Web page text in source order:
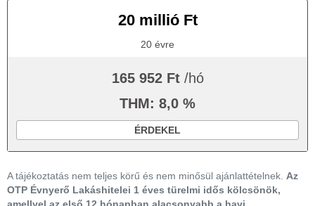
20 millió Ft
20 évre
165 952 Ft /hó
THM: 8,0 %
ÉRDEKEL
A tájékoztatás nem teljes körű és nem minősül ajánlattételnek. Az
OTP Évnyerő Lakáshitelei 1 éves türelmi idős kölcsönök,